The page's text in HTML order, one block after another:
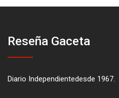
Reseña Gaceta
Diario Independientedesde 1967.